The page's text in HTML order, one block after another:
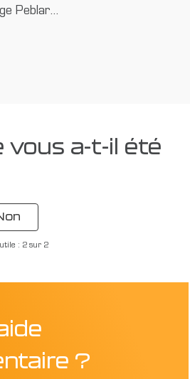
Peblar…
vous a-t-il été
: 2 sur 2
?